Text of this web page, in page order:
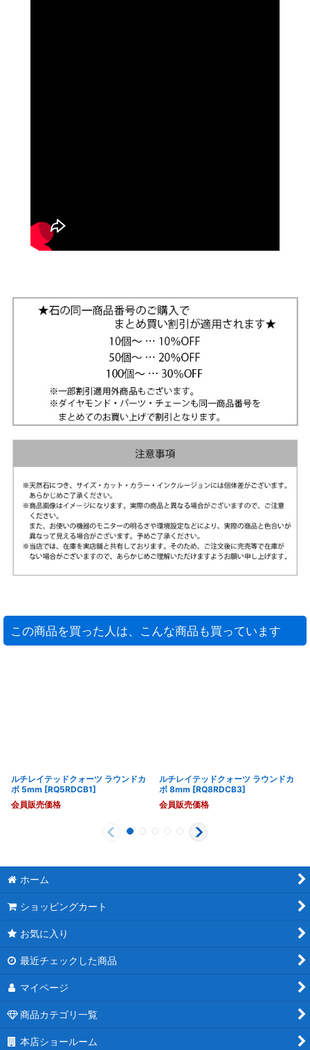
この商品を買った人は、こんな商品も買っています
ルチレイテッドクォーツ ラウンドカ
ボ 5mm [RQ5RDCB1]
会員販売価格
ルチレイテッドクォーツ ラウンドカ
ボ 8mm [RQ8RDCB3]
会員販売価格
ホーム
ショッピングカート
お気に入り
最近チェックした商品
マイページ
商品カテゴリ一覧
本店ショールーム